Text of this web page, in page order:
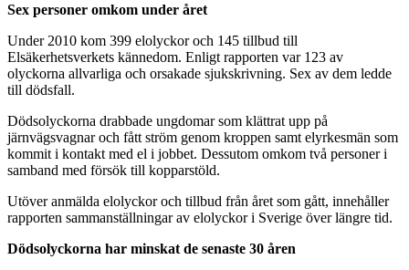
Sex personer omkom under året
Under 2010 kom 399 elolyckor och 145 tillbud till
Elsäkerhetsverkets kännedom. Enligt rapporten var 123 av
olyckorna allvarliga och orsakade sjukskrivning. Sex av dem ledde
till dödsfall.
Dödsolyckorna drabbade ungdomar som klättrat upp på
järnvägsvagnar och fått ström genom kroppen samt elyrkesmän som
kommit i kontakt med el i jobbet. Dessutom omkom två personer i
samband med försök till kopparstöld.
Utöver anmälda elolyckor och tillbud från året som gått, innehåller
rapporten sammanställningar av elolyckor i Sverige över längre tid.
Dödsolyckorna har minskat de senaste 30 åren